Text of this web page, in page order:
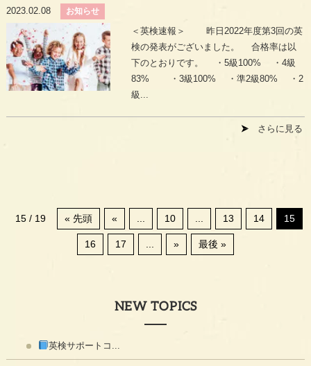
2023.02.08 お知らせ
＜英検速報＞ 昨日2022年度第3回の英
検の発表がございました。 合格率は以
下のとおりです。 ・5級100% ・4級
83% ・3級100% ・準2級80% ・2
級...
さらに見る
15 / 19 « 先頭 « 10 13 14 15
16 17 » 最後 »
NEW TOPICS
英検サポートコ...